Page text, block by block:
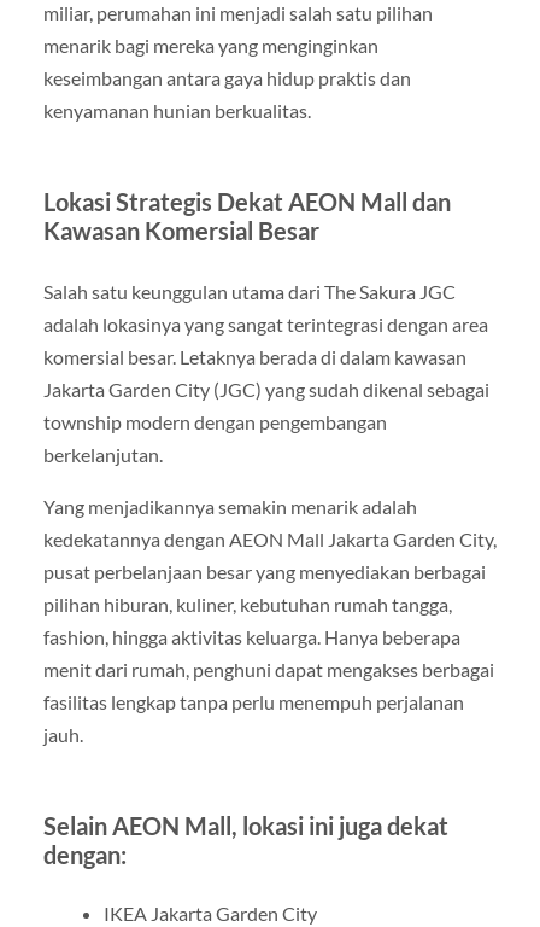
miliar, perumahan ini menjadi salah satu pilihan
menarik bagi mereka yang menginginkan
keseimbangan antara gaya hidup praktis dan
kenyamanan hunian berkualitas.
Lokasi Strategis Dekat AEON Mall dan
Kawasan Komersial Besar
Salah satu keunggulan utama dari The Sakura JGC
adalah lokasinya yang sangat terintegrasi dengan area
komersial besar. Letaknya berada di dalam kawasan
Jakarta Garden City (JGC) yang sudah dikenal sebagai
township modern dengan pengembangan
berkelanjutan.
Yang menjadikannya semakin menarik adalah
kedekatannya dengan AEON Mall Jakarta Garden City,
pusat perbelanjaan besar yang menyediakan berbagai
pilihan hiburan, kuliner, kebutuhan rumah tangga,
fashion, hingga aktivitas keluarga. Hanya beberapa
menit dari rumah, penghuni dapat mengakses berbagai
fasilitas lengkap tanpa perlu menempuh perjalanan
jauh.
Selain AEON Mall, lokasi ini juga dekat
dengan:
IKEA Jakarta Garden City